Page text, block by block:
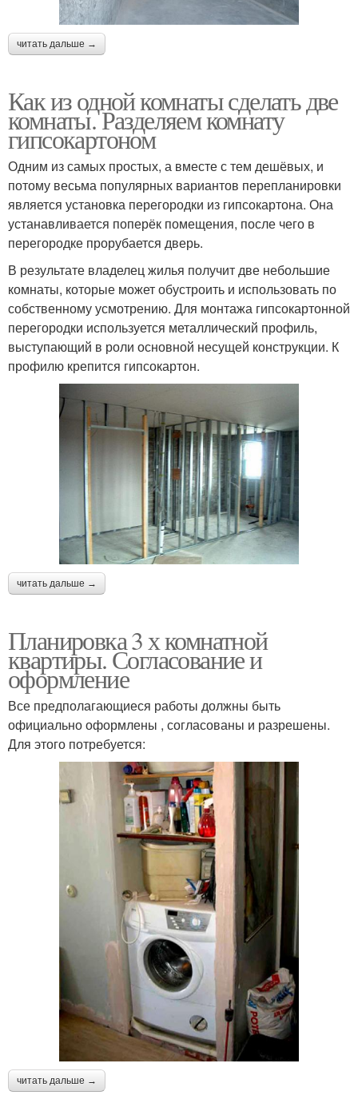
читать дальше →
Как из одной комнаты сделать две
комнаты. Разделяем комнату
гипсокартоном
Одним из самых простых, а вместе с тем дешёвых, и
потому весьма популярных вариантов перепланировки
является установка перегородки из гипсокартона. Она
устанавливается поперёк помещения, после чего в
перегородке прорубается дверь.
В результате владелец жилья получит две небольшие
комнаты, которые может обустроить и использовать по
собственному усмотрению. Для монтажа гипсокартонной
перегородки используется металлический профиль,
выступающий в роли основной несущей конструкции. К
профилю крепится гипсокартон.
читать дальше →
Планировка 3 х комнатной
квартиры. Согласование и
оформление
Все предполагающиеся работы должны быть
официально оформлены , согласованы и разрешены.
Для этого потребуется:
читать дальше →